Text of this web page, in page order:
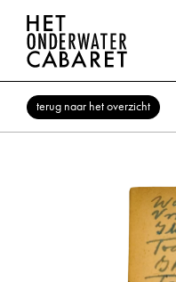
terug naar het overzicht